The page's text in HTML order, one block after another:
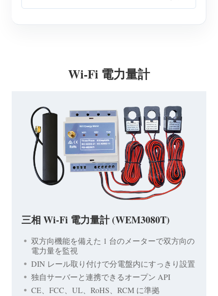
Wi-Fi 電力量計
三相 Wi-Fi 電力量計 (WEM3080T)
双方向機能を備えた 1 台のメーターで双方向の
電力量を監視
DIN レール取り付けで分電盤内にすっきり設置
独自サーバーと連携できるオープン API
CE、FCC、UL、RoHS、RCM に準拠